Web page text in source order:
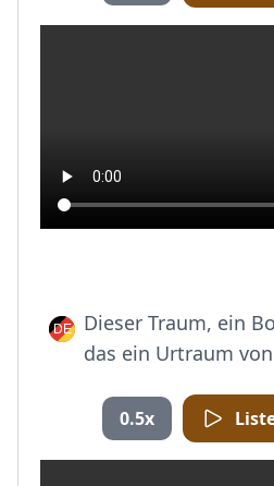
Dieser Traum, ein
das ein Urtraum
0.5x